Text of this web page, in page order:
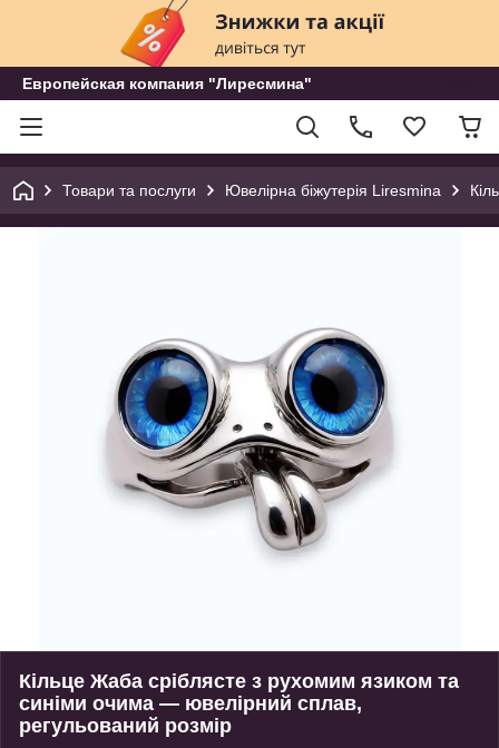
Европейская компания "Лиресмина"
Товари та послуги Ювелірна біжутерія Liresmina
Кільце Жаба сріблясте з рухомим язиком та
синіми очима — ювелірний сплав,
регульований розмір